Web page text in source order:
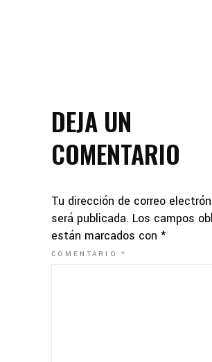
DEJA UN
COMENTARIO
Tu dirección de correo
será publicada. Los campos
están marcados con *
COMENTARIO*